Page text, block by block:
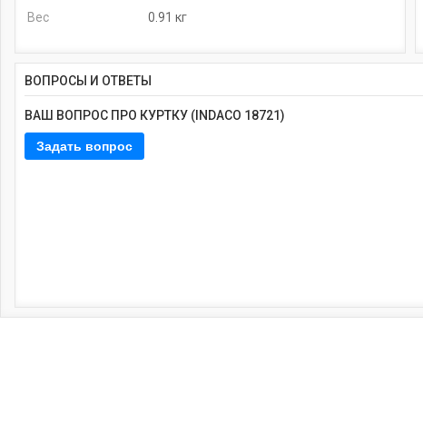
Вес
0.91 кг
ВОПРОСЫ И ОТВЕТЫ
ВАШ ВОПРОС ПРО КУРТКУ (INDACO 18721)